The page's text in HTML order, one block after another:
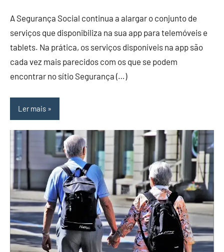
A Segurança Social continua a alargar o conjunto de
serviços que disponibiliza na sua app para telemóveis e
tablets. Na prática, os serviços disponíveis na app são
cada vez mais parecidos com os que se podem
encontrar no sítio Segurança (…)
Ler mais